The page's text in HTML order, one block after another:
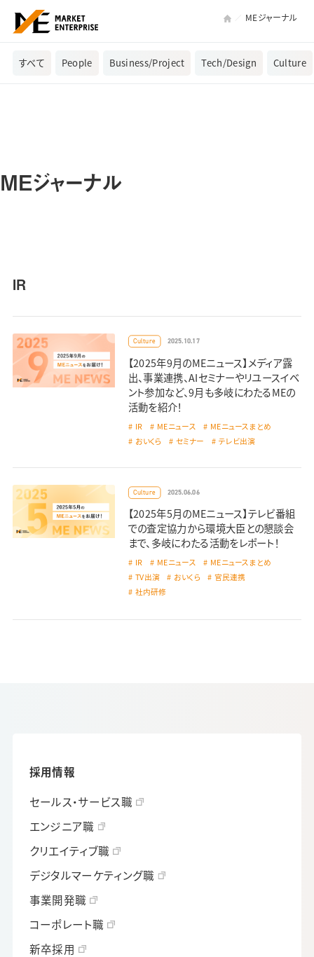
MEジャーナル
すべて People Business/Project Tech/Design Culture
MEジャーナル
IR
Culture 2025.10.17
【2025年9月のMEニュース】メディア露
出、事業連携、AIセミナーやリユースイベ
ント参加など、9月も多岐にわたるMEの
活動を紹介！
IR MEニュース MEニュースまとめ
おいくら セミナー テレビ出演
Culture 2025.06.06
【2025年5月のMEニュース】テレビ番組
での査定協力から環境大臣との懇談会
まで、多岐にわたる活動をレポート！
IR MEニュース MEニュースまとめ
TV出演 おいくら
官民連携
社内研修
採用情報
セールス・サービス職
エンジニア職
クリエイティブ職
デジタルマーケティング職
事業開発職
コーポレート職
新卒採用